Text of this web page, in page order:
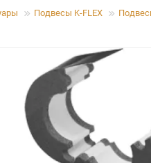
Подвесы K-FLEX